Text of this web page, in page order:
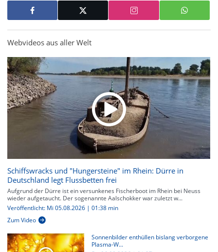
Webvideos aus aller Welt
Schiffswracks und "Hungersteine" im Rhein: Dürre in
Deutschland legt Flussbetten frei
Aufgrund der Dürre ist ein versunkenes Fischerboot im Rhein bei Neuss
wieder aufgetaucht. Der sogenannte Aalschokker war zuletzt w...
Veröffentlicht: Mi 05.08.2026 | 01:38 min
Zum Video
Sonnenbilder enthüllen bislang verborgene
Plasma-W...